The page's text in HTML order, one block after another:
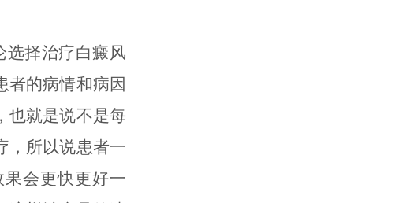
择治疗白癜风
者的病情和病因
也就是说不是每
，所以说患者一
会更快更好一